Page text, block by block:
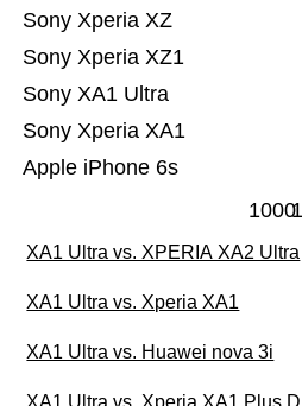
Apple iPhone 6s
Sony Xperia XA1
Sony XA1 Ultra
Sony Xperia XZ1
Sony Xperia XZ
1000
XA1 Ultra vs. XPERIA XA2 Ultra
XA1 Ultra vs. Xperia XA1
XA1 Ultra vs. Huawei nova 3i
XA1 Ultra vs. Xperia XA1 Plus